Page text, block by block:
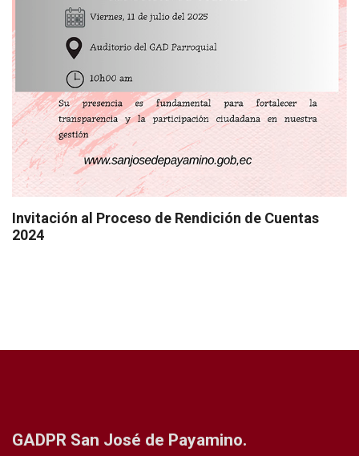
Invitación al Proceso de Rendición de Cuentas
2024
GADPR San José de Payamino.